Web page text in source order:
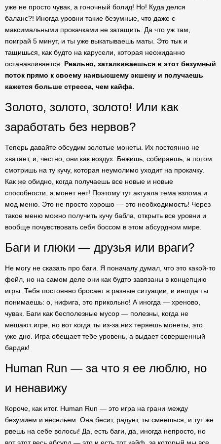
уже не просто чувак, а гоночный болид! Но! Куда делся
баланс?! Иногда уровни такие безумные, что даже с
максимальными прокачками не затащить. Да что уж там,
поиграй 5 минут, и ты уже выкатываешь маты. Это тык и
тащишься, как будто на карусели, которая неожиданно
останавливается. Реально, заталкиваешься в этот безумный
поток прямо к своему наивысшему экшену и получаешь
кажется больше стресса, чем кайфа.
Золото, золото, золото! Или как
заработать без нервов?
Теперь давайте обсудим золотые монеты. Их постоянно не
хватает, и, честно, они как воздух. Бежишь, собираешь, а потом
смотришь на ту кучу, которая неумолимо уходит на прокачку.
Как же обидно, когда получаешь все новые и новые
способности, а монет нет! Поэтому тут актуала тема взлома и
мод меню. Это не просто хорошо — это необходимость! Через
такое меню можно получить кучу бабла, открыть все уровни и
вообще почувствовать себя боссом в этом абсурдном мире.
Баги и глюки — друзья или враги?
Не могу не сказать про баги. Я поначалу думал, что это какой-то
фейл, но на самом деле они как будто завязаны в концепцию
игры. Тебя постоянно бросает в разные ситуации, и иногда ты
понимаешь: о, нифига, это прикольно! А иногда — хреново,
чувак. Баги как бесполезные мусор — полезны, когда не
мешают игре, но вот когда ты из-за них теряешь монеты, это
уже дно. Игра обещает тебе уровень, а выдает совершенный
бардак!
Human Run — за что я ее люблю, но
и ненавижу
Короче, как итог. Human Run — это игра на грани между
безумием и весельем. Она бесит, радует, ты смеешься, и тут же
рвешь на себе волосы! Да, есть баги, да, иногда непросто, но